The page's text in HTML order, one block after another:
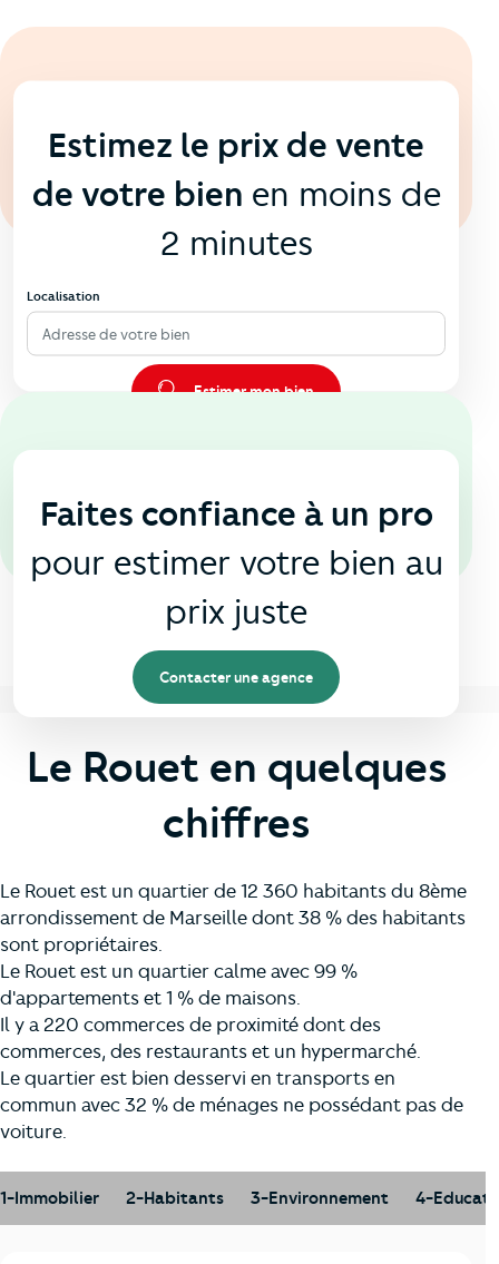
Estimez le prix de vente
de votre bien en moins de
2 minutes
Localisation
Adresse de votre bien
Estimer mon bien
En agence
Faites confiance à un pro
pour estimer votre bien au
prix juste
Contacter une agence
Le Rouet en quelques
chiffres
Le Rouet est un quartier de 12 360 habitants du 8ème
arrondissement de Marseille dont 38 % des habitants
sont propriétaires.
Le Rouet est un quartier calme avec 99 %
d'appartements et 1 % de maisons.
Il y a 220 commerces de proximité dont des
commerces, des restaurants et un hypermarché.
Le quartier est bien desservi en transports en
commun avec 32 % de ménages ne possédant pas de
voiture.
1-Immobilier 2-Habitants 3-Environnement 4-